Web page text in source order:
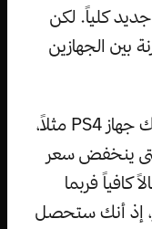
كلياً. لكن
بين الجهازين
إذا كنت تملك دخلاً محدوداً، وتملك جهاز PS4 مثلاً،
حتى ينخفض سعر
كافياً فربما
إذ أنك ستحصل